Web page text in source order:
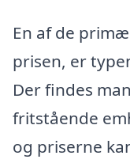
En af de
prisen, er
Der findes
fritstående
og priserne